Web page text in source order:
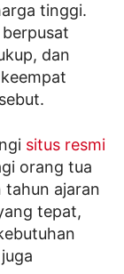
tinggi.
dan
situs resmi
orang tua
ajaran
tepat,